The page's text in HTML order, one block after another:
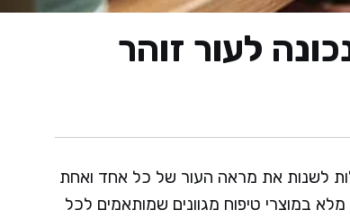
לעור זוהר
לשנות את מראה העור של כל אחד ואחת
במוצרי טיפוח מגוונים שמותאמים לכל